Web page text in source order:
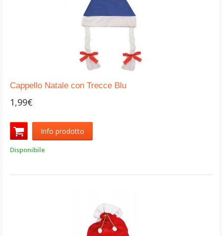
Cappello Natale con Trecce Blu
1,99€
Info prodotto
Disponibile